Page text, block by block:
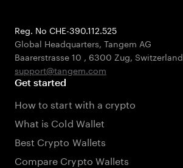
Reg. No CHE-390.112.525
Global Headquarters, Tangem AG
Baarerstrasse 10 , 6300 Zug, Switzerland
support@tangem.com
Get started
How to start with a crypto
What is Cold Wallet
Best Crypto Wallets
Compare Crypto Wallets